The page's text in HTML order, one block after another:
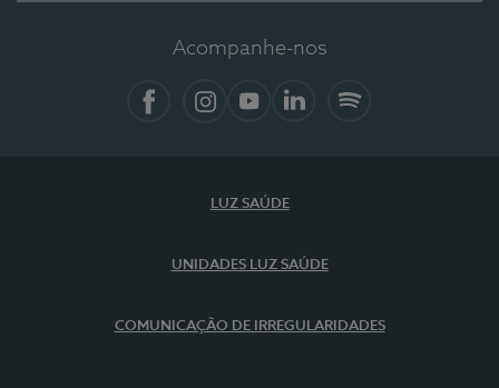
Acompanhe-nos
LUZ SAÚDE
UNIDADES LUZ SAÚDE
COMUNICAÇÃO DE IRREGULARIDADES